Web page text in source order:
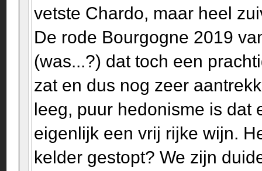
vetste Chardo, maar heel
De rode Bourgogne 2019
(was...?) dat toch een
zat en dus nog zeer
leeg, puur hedonisme is
eigenlijk een vrij rijke wijn.
kelder gestopt? We zijn